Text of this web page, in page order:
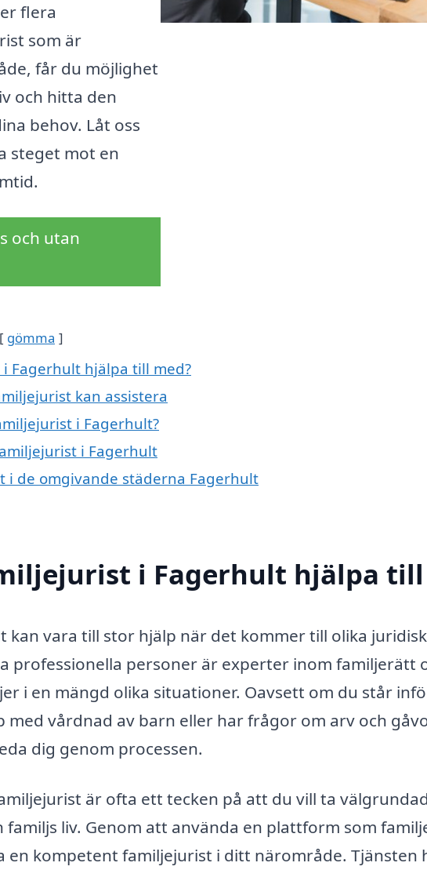
flera
som är
får du möjlighet
och hitta den
behov. Låt oss
steget mot en
och utan
gömma
Fagerhult hjälpa till med?
kan assistera
i Fagerhult?
i Fagerhult
i de omgivande städerna Fagerhult
i Fagerhult hjälpa till
kan vara till stor hjälp när det kommer till olika
professionella personer är experter inom familjerätt
i en mängd olika situationer. Oavsett om du står
med vårdnad av barn eller har frågor om arv och
dig genom processen.
är ofta ett tecken på att du vill ta
liv. Genom att använda en plattform som
en kompetent familjejurist i ditt närområde. Tjänsten